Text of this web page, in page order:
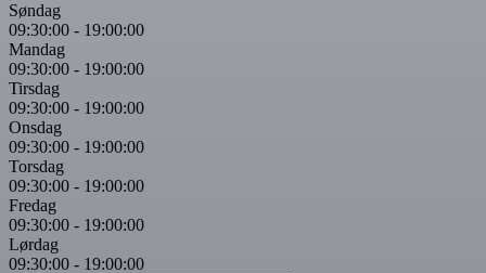
Søndag
09:30:00 - 19:00:00
Mandag
09:30:00 - 19:00:00
Tirsdag
09:30:00 - 19:00:00
Onsdag
09:30:00 - 19:00:00
Torsdag
09:30:00 - 19:00:00
Fredag
09:30:00 - 19:00:00
Lørdag
09:30:00 - 19:00:00